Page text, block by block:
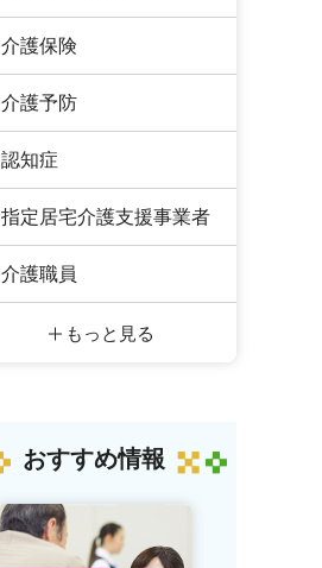
介護保険
介護予防
認知症
指定居宅介護支援事業者
介護職員
もっと見る
おすすめ情報